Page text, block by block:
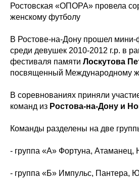
Ростовская «ОПОРА» провела
женскому футболу
В Ростове-на-Дону прошел мини-
среди девушек 2010-2012 г.р. в
фестиваля памяти Лоскутова
посвященный Международному
В соревнованиях приняли
команд из Ростова-на-Дону и
Команды разделены на две
- группа «А» Фортуна, Атаманец,
- группа «Б» Импульс, Пантера,